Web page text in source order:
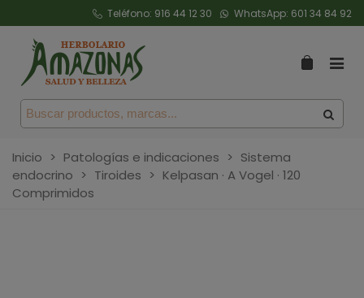
Teléfono: 916 44 12 30 WhatsApp: 601 34 84 92
Inicio > Patologías e indicaciones > Sistema
endocrino > Tiroides > Kelpasan · A Vogel · 120
Comprimidos